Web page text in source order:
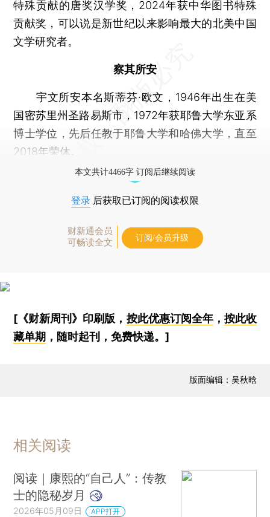
特殊贡献的唐奖汉学奖，2024年获中华图书特殊
贡献奖，可以说是新世纪以来影响最大的北美中国
文学研究者。
察其所安
宇文所安本名斯蒂芬·欧文，1946年出生在美
国密苏里州圣路易斯市，1972年获耶鲁大学东亚系
博士学位，先后任教于耶鲁大学和哈佛大学，直至
2018年荣休。
本文共计4466字 订阅后继续阅读
登录 后获取已订阅的阅读权限
财新通会员
可畅读全文
订阅/会员升级
[《财新周刊》印刷版， 按此优惠订阅全年， 按此收
藏单期 ，随时起刊，免费快递。]
版面编辑：吴秋晗
相关阅读
阅读｜康熙的“自己人”：传教
士的隐秘岁月
2026年05月09日 APP打开